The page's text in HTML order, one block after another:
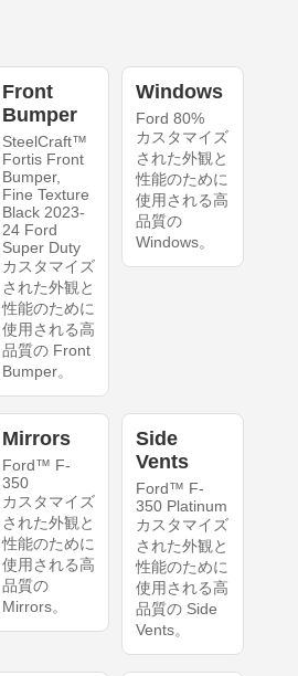
Front
Bumper
SteelCraft™
Fortis Front
Bumper,
Fine Texture
Black 2023-
24 Ford
Super Duty
カスタマイズ
された外観と
性能のために
使用される高
品質の Front
Bumper。
Windows
Ford 80%
カスタマイズ
された外観と
性能のために
使用される高
品質の
Windows。
Mirrors
Ford™ F-
350
カスタマイズ
された外観と
性能のために
使用される高
品質の
Mirrors。
Side
Vents
Ford™ F-
350 Platinum
カスタマイズ
された外観と
性能のために
使用される高
品質の Side
Vents。